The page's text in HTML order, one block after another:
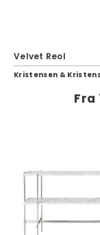
Velvet Reol
Kristensen &
Fra